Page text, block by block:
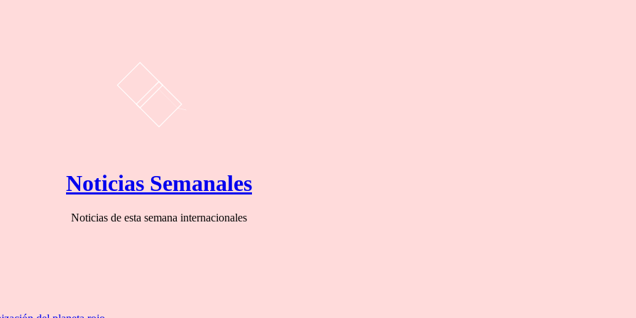
Noticias Semanales
Noticias de esta semana internacionales